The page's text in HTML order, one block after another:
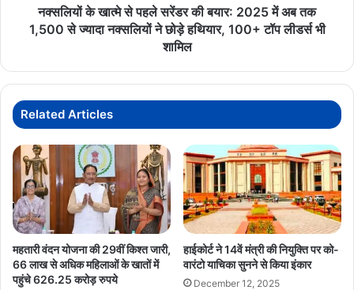
से
नक्सलियों
ने
छोड़े
हथियार,
100+
टॉप
लीडर्स
भी
शामिल
नक्सलियों के खात्मे से पहले सरेंडर की बयार: 2025 में अब तक
1,500 से ज्यादा नक्सलियों ने छोड़े हथियार, 100+ टॉप लीडर्स भी
शामिल
Related Articles
महतारी वंदन योजना की 29वीं किश्त जारी,
66 लाख से अधिक महिलाओं के खातों में
पहुंचे 626.25 करोड़ रुपये
हाईकोर्ट ने 14वें मंत्री की नियुक्ति पर को-
वारंटो याचिका सुनने से किया इंकार
December 12, 2025